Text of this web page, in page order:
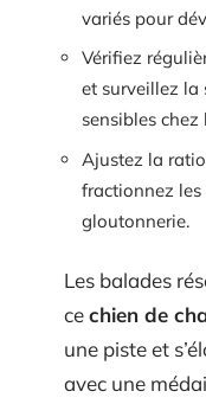
variés pour
Vérifiez
et surveillez la
sensibles chez
Ajustez la
fractionnez
gloutonnerie.
Les balades
cechien de
une piste et
avec une